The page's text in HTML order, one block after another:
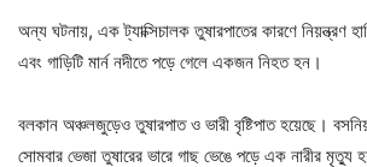
অন্য ঘটনায়, এক ট্যাক্সিচালক তুষারপাতের কারণে নিয়ন্ত্রণ
এবং গাড়িটি মার্ন নদীতে পড়ে গেলে একজন নিহত হন।
বলকান অঞ্চলজুড়েও তুষারপাত ও ভারী বৃষ্টিপাত হয়েছে।
সোমবার ভেজা তুষারের ভারে গাছ ভেঙে পড়ে এক নারীর মৃত্যু